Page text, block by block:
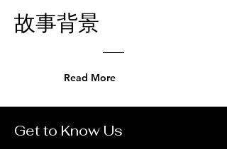
故事背景
Read More
Get to Know Us